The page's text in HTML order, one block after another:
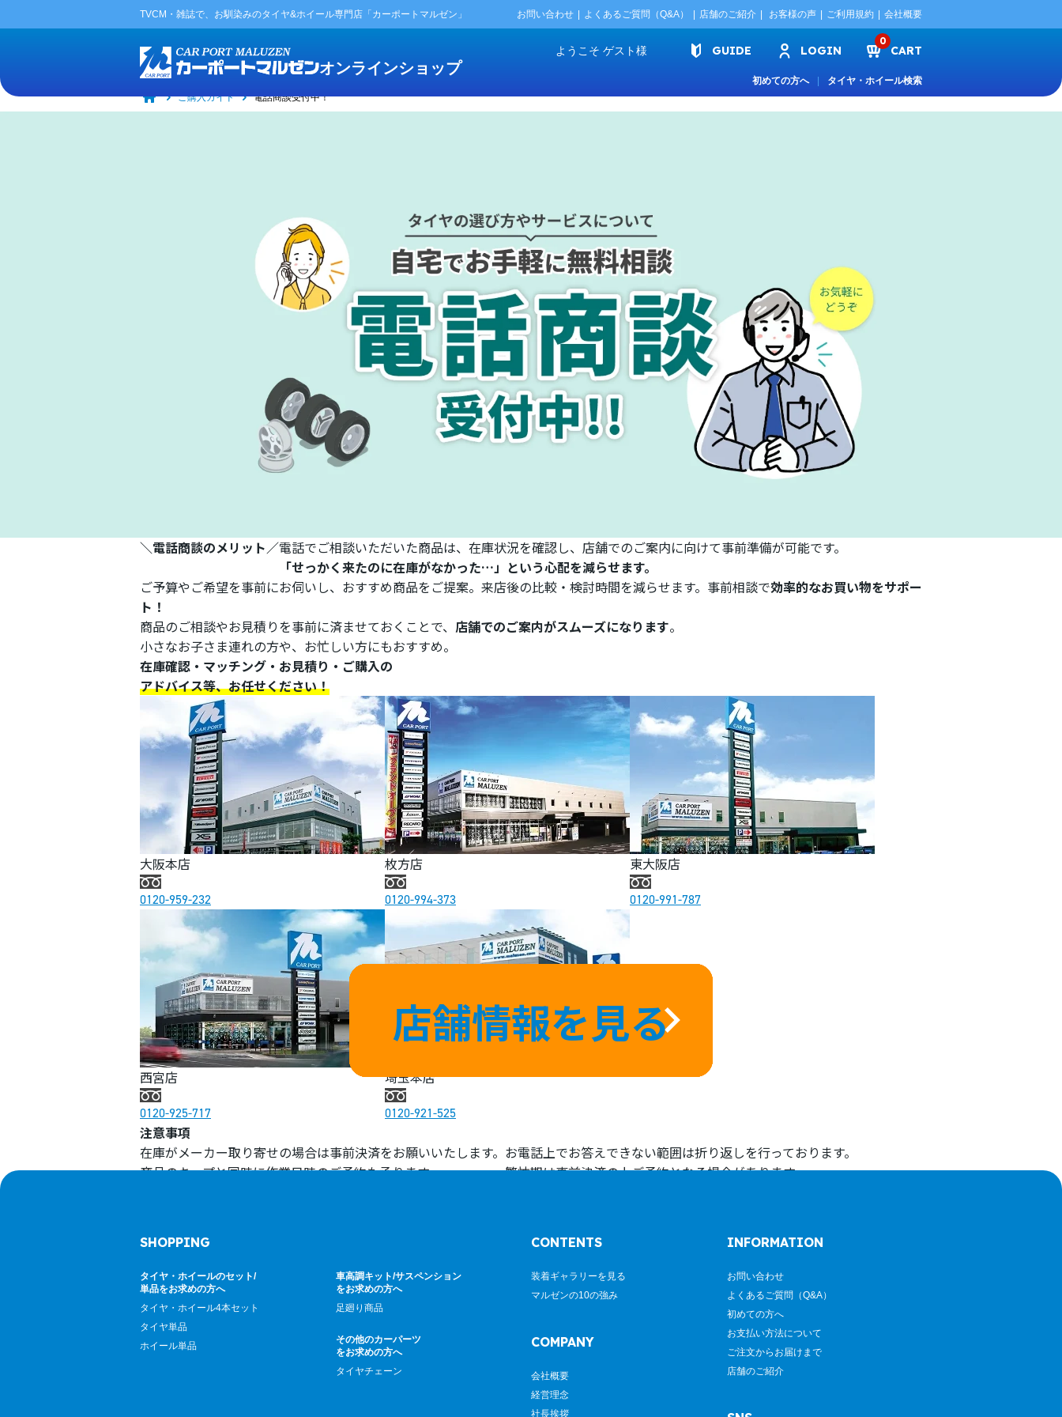
TVCM・雑誌で、お馴染みのタイヤ&ホイール専門店「カーポートマルゼン」 お問い合わせ よくあるご質問（Q&A） 店舗のご紹介 お客様の声 ご利用規約 会社概要
オンラインショップ
ようこそ ゲスト様 GUIDE LOGIN
0
CART
初めての方へ
タイヤ・ホイール検索
ご購入ガイド
電話商談受付中！
＼電話商談のメリット／電話でご相談いただいた商品は、在庫状況を確認し、店舗でのご案内に向けて事前準備が可能です。
「せっかく来たのに在庫がなかった…」という心配を減らせます。
ご予算やご希望を事前にお伺いし、おすすめ商品をご提案。来店後の比較・検討時間を減らせます。事前相談で効率的なお買い物をサポー
ト！
商品のご相談やお見積りを事前に済ませておくことで、 店舗でのご案内がスムーズになります。
小さなお子さま連れの方や、お忙しい方にもおすすめ。
在庫確認・マッチング・お見積り・ご購入の
アドバイス等、お任せください！
大阪本店
0120-959-232
店舗情報を見る
枚方店
0120-994-373
店舗情報を見る
東大阪店
0120-991-787
店舗情報を見る
西宮店
0120-925-717
店舗情報を見る
埼玉本店
0120-921-525
店舗情報を見る
注意事項
在庫がメーカー取り寄せの場合は事前決済をお願いいたします。
商品のキープと同時に作業日時のご予約も承ります。
お電話上でお答えできない範囲は折り返しを行っております。
繁忙期は事前決済の上ご予約となる場合があります。
SHOPPING
タイヤ・ホイールのセット/
単品をお求めの方へ
タイヤ・ホイール4本セット
タイヤ単品
ホイール単品
車高調キット/サスペンション
をお求めの方へ
足廻り商品
その他のカーパーツ
をお求めの方へ
タイヤチェーン
CONTENTS
装着ギャラリーを見る
マルゼンの10の強み
COMPANY
会社概要
経営理念
社長挨拶
INFORMATION
お問い合わせ
よくあるご質問（Q&A）
初めての方へ
お支払い方法について
ご注文からお届けまで
店舗のご紹介